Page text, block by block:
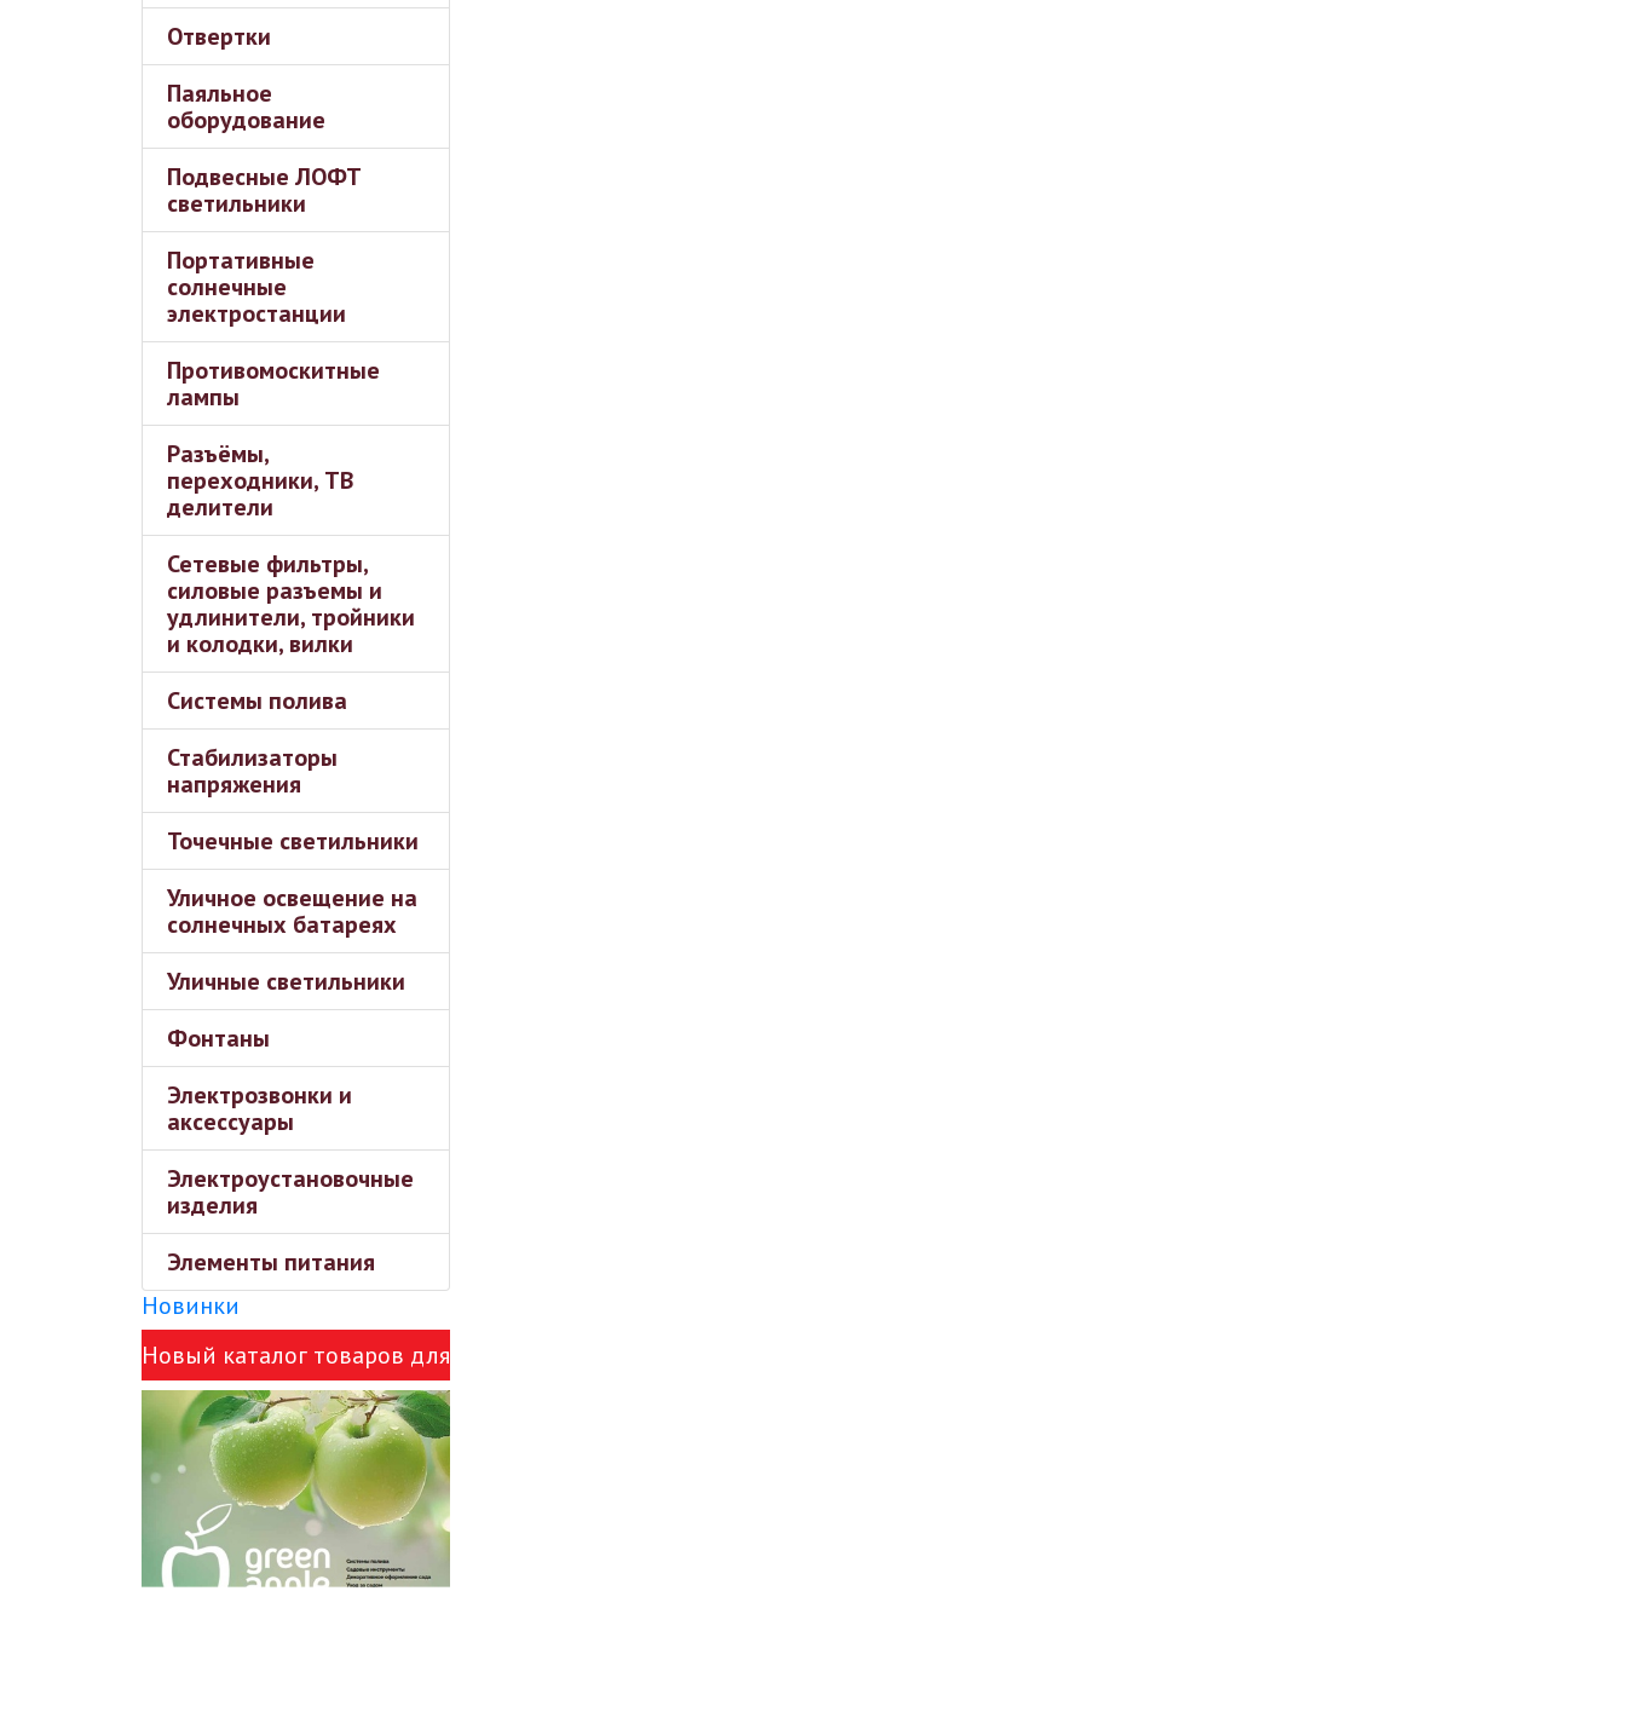
Отвертки
Паяльное
оборудование
Подвесные ЛОФТ
светильники
Портативные
солнечные
электростанции
Противомоскитные
лампы
Разъёмы,
переходники, ТВ
делители
Сетевые фильтры,
силовые разъемы и
удлинители, тройники
и колодки, вилки
Системы полива
Стабилизаторы
напряжения
Точечные светильники
Уличное освещение на
солнечных батареях
Уличные светильники
Фонтаны
Электрозвонки и
аксессуары
Электроустановочные
изделия
Элементы питания
Новинки
Новый каталог товаров для
сада Green Apple и ЭРА!